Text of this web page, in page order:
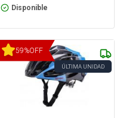
Disponible
59%OFF
ÚLTIMA UNIDAD